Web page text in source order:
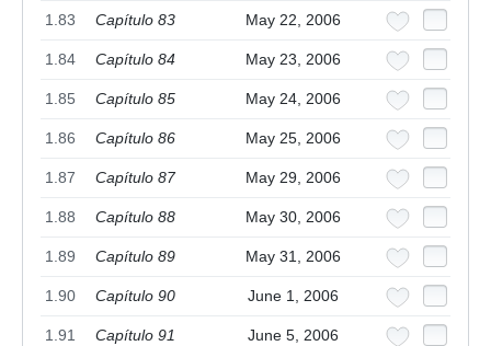
1.83 Capítulo 83 May 22, 2006
1.84 Capítulo 84 May 23, 2006
1.85 Capítulo 85 May 24, 2006
1.86 Capítulo 86 May 25, 2006
1.87 Capítulo 87 May 29, 2006
1.88 Capítulo 88 May 30, 2006
1.89 Capítulo 89 May 31, 2006
1.90 Capítulo 90 June 1, 2006
1.91 Capítulo 91 June 5, 2006